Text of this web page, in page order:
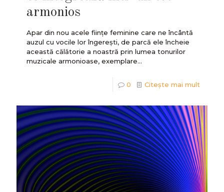
armonios
Apar din nou acele ființe feminine care ne încântă
auzul cu vocile lor îngerești, de parcă ele încheie
această călătorie a noastră prin lumea tonurilor
muzicale armonioase, exemplare...
0 Citește mai mult